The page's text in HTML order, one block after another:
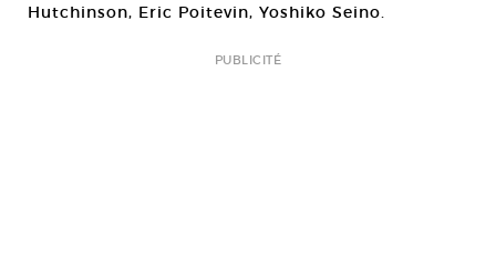
Hutchinson, Eric Poitevin, Yoshiko Seino.
PUBLICITÉ